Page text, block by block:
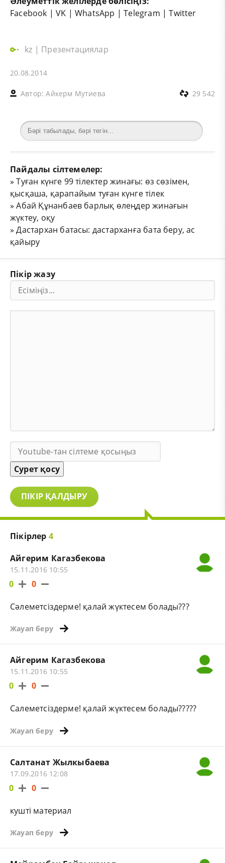
Facebook |VK |WhatsApp |Telegram |Twitter
kz | Презентациялар
20.08.2014
Автор:Айкерм Мутиева 29 542
Пайдалы сілтемелер:
»Туған күнге 99 тілектер жинағы: өз сөзімен,
қысқаша, қарапайым туған күнге тілек
»Абай Құнанбаев барлық өлеңдер жинағын
жүктеу, оқу
»Дастархан батасы: дастарханға бата беру, ас
қайыру
Пікір жазу
Сурет қосу
ПІКІР ҚАЛДЫРУ
Пікірлер 4
Айгерим Кагазбекова
15.11.2016 10:55
0 0
Сәлеметсіздерме! қалай жүктесем болады???
Жауап беру
Айгерим Кагазбекова
15.11.2016 10:55
0 0
Салеметсіздерме! қалай жүктесем болады?????
Жауап беру
Салтанат Жылкыбаева
17.09.2016 12:08
0 0
кушті материал
Жауап беру